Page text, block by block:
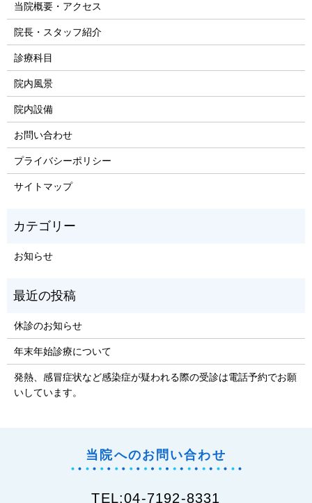
当院概要・アクセス
院長・スタッフ紹介
診療科目
院内風景
院内設備
お問い合わせ
プライバシーポリシー
サイトマップ
お知らせ
休診のお知らせ
年末年始診療について
発熱、感冒症状など感染症が疑われる際の受診は電話予約でお願
いしています。
当院へのお問い合わせ
TEL:04-7192-8331